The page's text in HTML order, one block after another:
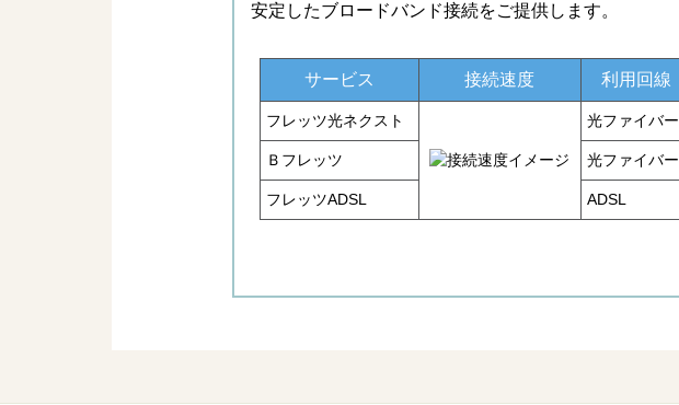
安定したブロードバンド接続をご提供します。
サービス 接続速度 利用回線
フレッツ光ネクスト 光ファイバー
Ｂフレッツ 光ファイバー
フレッツADSL ADSL